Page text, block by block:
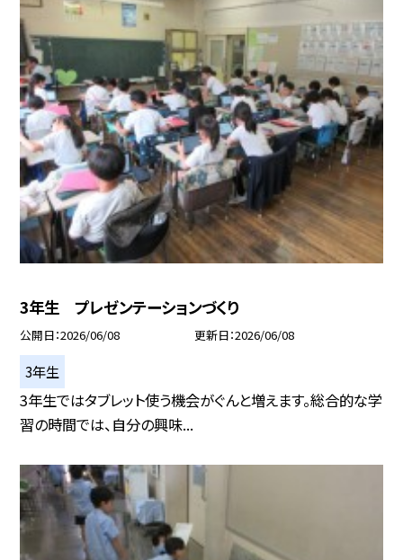
3年生 プレゼンテーションづくり
公開日 2026/06/08 更新日 2026/06/08
3年生
3年生ではタブレット使う機会がぐんと増えます。総合的な学
習の時間では、自分の興味...